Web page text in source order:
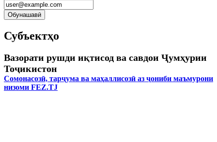
Субъектҳо
Вазорати рушди иқтисод ва савдои Ҷумҳурии
Тоҷикистон
Сомонасозӣ, тарҷума ва маҳаллисозӣ аз ҷониби маъмурони
низоми FEZ.TJ